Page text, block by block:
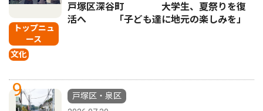
トップニュ
ース
文化
戸塚区深谷町 大学生、夏祭りを復
活へ 「子ども達に地元の楽しみを」
9
戸塚区・泉区